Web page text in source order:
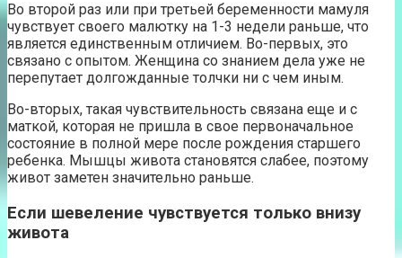
Во второй раз или при третьей беременности мамуля
чувствует своего малютку на 1-3 недели раньше, что
является единственным отличием. Во-первых, это
связано с опытом. Женщина со знанием дела уже не
перепутает долгожданные толчки ни с чем иным.
Во-вторых, такая чувствительность связана еще и с
маткой, которая не пришла в свое первоначальное
состояние в полной мере после рождения старшего
ребенка. Мышцы живота становятся слабее, поэтому
живот заметен значительно раньше.
Если шевеление чувствуется только внизу
живота